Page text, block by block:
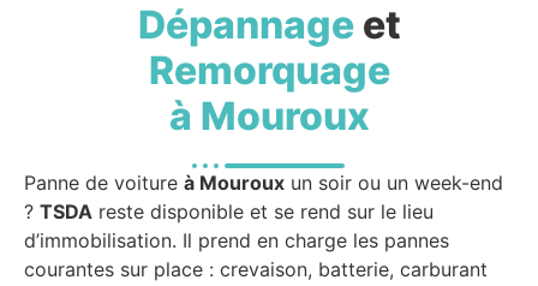
Dépannageet
Remorquage
à Mouroux
Panne de voiture à Mouroux un soir ou un week-end
? TSDA reste disponible et se rend sur le lieu
d’immobilisation. Il prend en charge les pannes
courantes sur place : crevaison, batterie, carburant